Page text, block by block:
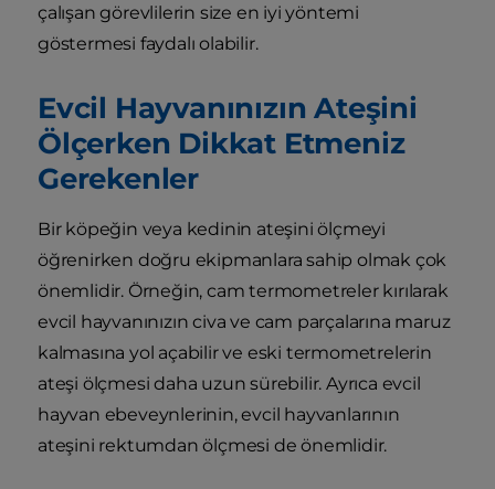
çalışan görevlilerin size en iyi yöntemi
göstermesi faydalı olabilir.
Evcil Hayvanınızın Ateşini
Ölçerken Dikkat Etmeniz
Gerekenler
Bir köpeğin veya kedinin ateşini ölçmeyi
öğrenirken doğru ekipmanlara sahip olmak çok
önemlidir. Örneğin, cam termometreler kırılarak
evcil hayvanınızın civa ve cam parçalarına maruz
kalmasına yol açabilir ve eski termometrelerin
ateşi ölçmesi daha uzun sürebilir. Ayrıca evcil
hayvan ebeveynlerinin, evcil hayvanlarının
ateşini rektumdan ölçmesi de önemlidir.